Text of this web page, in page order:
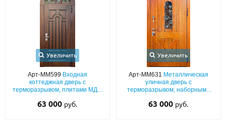
Увеличить
Арт-ММ599 Входная
коттеджная дверь с
терморазрывом, плитами МДФ
остекленной арочной фрамугой
63 000 руб.
Увеличить
Арт-ММ631 Металлическая
уличная дверь с
терморазрывом, наборными
и ковкой «виноградная лоза»
63 000 руб.